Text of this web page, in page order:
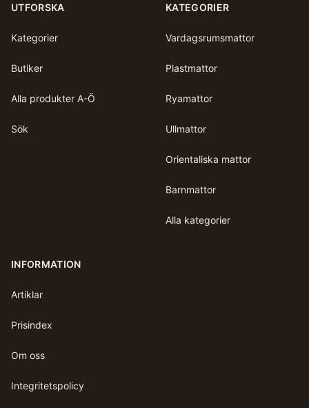
UTFORSKA
Kategorier
Butiker
Alla produkter A-Ö
Sök
KATEGORIER
Vardagsrumsmattor
Plastmattor
Ryamattor
Ullmattor
Orientaliska mattor
Barnmattor
Alla kategorier
INFORMATION
Artiklar
Prisindex
Om oss
Integritetspolicy